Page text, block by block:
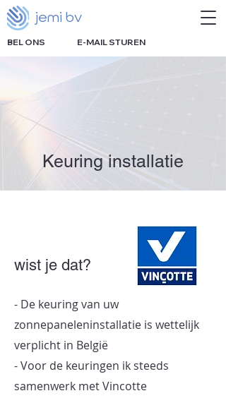
jemi bv
BEL ONS E-MAIL STUREN
Keuring installatie
wist je dat?
- De keuring van uw
zonnepaneleninstallatie is wettelijk
verplicht in België
- Voor de keuringen ik steeds
samenwerk met Vincotte